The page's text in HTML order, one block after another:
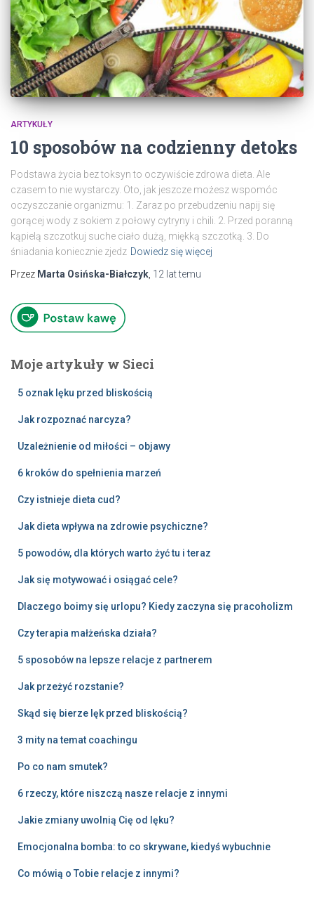
ARTYKUŁY
10 sposobów na codzienny detoks
Podstawa życia bez toksyn to oczywiście zdrowa dieta. Ale
czasem to nie wystarczy. Oto, jak jeszcze możesz wspomóc
oczyszczanie organizmu: 1. Zaraz po przebudzeniu napij się
gorącej wody z sokiem z połowy cytryny i chili. 2. Przed poranną
kąpielą szczotkuj suche ciało dużą, miękką szczotką. 3. Do
śniadania koniecznie zjedz Dowiedz się więcej
Przez Marta Osińska-Białczyk 12 lattemu
Moje artykuły w Sieci
5 oznak lęku przed bliskością
Jak rozpoznać narcyza?
Uzależnienie od miłości – objawy
6 kroków do spełnienia marzeń
Czy istnieje dieta cud?
Jak dieta wpływa na zdrowie psychiczne?
5 powodów, dla których warto żyć tu i teraz
Jak się motywować i osiągać cele?
Dlaczego boimy się urlopu? Kiedy zaczyna się pracoholizm
Czy terapia małżeńska działa?
5 sposobów na lepsze relacje z partnerem
Jak przeżyć rozstanie?
Skąd się bierze lęk przed bliskością?
3 mity na temat coachingu
Po co nam smutek?
6 rzeczy, które niszczą nasze relacje z innymi
Jakie zmiany uwolnią Cię od lęku?
Emocjonalna bomba: to co skrywane, kiedyś wybuchnie
Co mówią o Tobie relacje z innymi?